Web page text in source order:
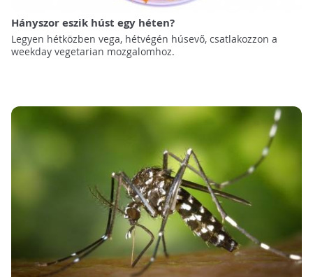
Hányszor eszik húst egy héten?
Legyen hétközben vega, hétvégén húsevő, csatlakozzon a
weekday vegetarian mozgalomhoz.